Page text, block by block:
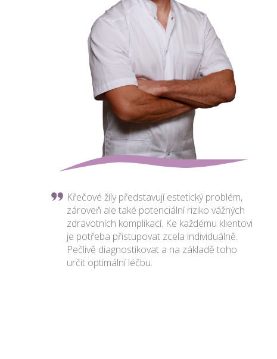
Křečové žíly představují estetický problém,
zároveň ale také potenciální riziko vážných
zdravotních komplikací. Ke každému klientovi
je potřeba přistupovat zcela individuálně.
Pečlivě diagnostikovat a na základě toho
určit optimální léčbu.